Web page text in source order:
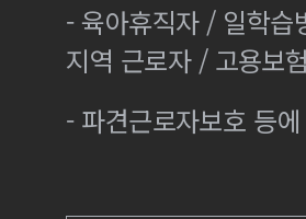
- 육아휴직자 / 일학습
지역 근로자 / 고용보
- 파견근로자보호 등